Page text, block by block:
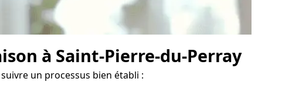
à Saint-Pierre-du-Perray
un processus bien établi :